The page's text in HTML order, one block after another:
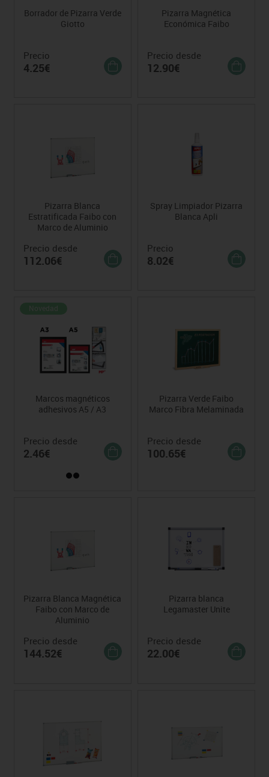
Borrador de Pizarra Verde
Giotto
Precio
4.25€
Pizarra Magnética
Económica Faibo
Precio desde
12.90€
Pizarra Blanca
Estratificada Faibo con
Marco de Aluminio
Precio desde
112.06€
Spray Limpiador Pizarra
Blanca Apli
Precio
8.02€
Novedad
Marcos magnéticos
adhesivos A5 / A3
Precio desde
2.46€
Pizarra Verde Faibo
Marco Fibra Melaminada
Precio desde
100.65€
Pizarra Blanca Magnética
Faibo con Marco de
Aluminio
Precio desde
144.52€
Pizarra blanca
Legamaster Unite
Precio desde
22.00€